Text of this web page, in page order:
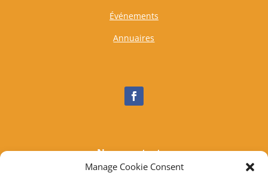
Manage Cookie Consent
Événements
Annuaires
Nous contacter
Tél :